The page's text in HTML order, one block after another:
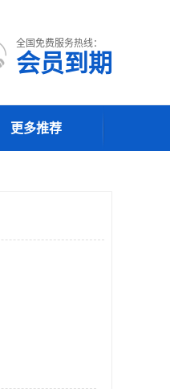
全国免费服务热线：
会员到期
更多推荐